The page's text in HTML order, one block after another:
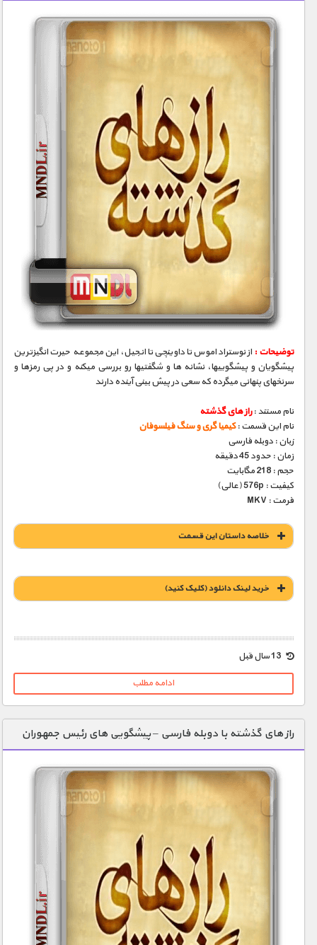
توضیحات :از نوستراداموس تا داوینچی تا انجیل، این مجموعه حیرت انگیزترین
پیشگویان و پیشگوییها، نشانه­ ها و شگفتیها رو بررسی میکنه و در پی رمزها و
سرنخهای پنهانی میگرده که سعی در پیش بینی آینده دارند
نام مستند :راز های گذشته
نام این قسمت :کیمیا گری و سنگ فیلسوفان
زبان : دوبله فارسی
زمان : حدود 45 دقیقه
حجم : 218 مگابایت
کیفیت : 576p (عالی)
فرمت : MKV
خلاصه داستان این قسمت
خريد لينک دانلود (کليک کنيد)
1900 تومان – خريد لينک دانلود (افزودن به سبد خريد)
ادامه مطلب
راز های گذشته با دوبله فارسی – پیشگویی های رئیس جمهوران